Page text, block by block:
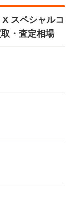
スペシャルコ
・査定相場